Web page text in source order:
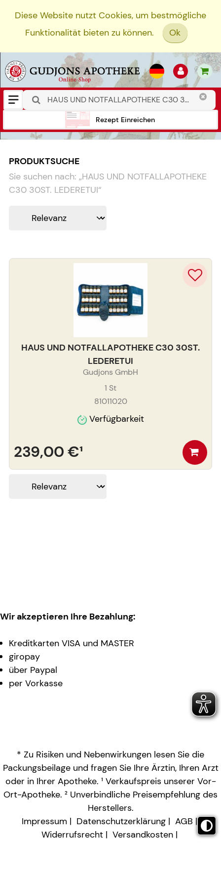
Diese Website nutzt Cookies, um bestmögliche
Funktionalität bieten zu können.
Ok
Rezept Einreichen
PRODUKTSUCHE
Sie suchen nach: „HAUS UND NOTFALLAPOTHEKE
C30 30ST. LEDERETUI“
HAUS UND NOTFALLAPOTHEKE C30 30ST.
LEDERETUI
Gudjons GmbH
1 St
81011020
Verfügbarkeit
239,00 €¹
Wir akzeptieren Ihre Bezahlung:
Kreditkarten VISA und MASTER
giropay
über Paypal
per Vorkasse
* Zu Risiken und Nebenwirkungen lesen Sie die
Packungsbeilage und fragen Sie Ihre Ärztin, Ihren Arzt
oder in Ihrer Apotheke. ¹ Verkaufspreis unserer Vor-
Ort-Apotheke. ² Unverbindliche Preisempfehlung des
Herstellers.
Impressum
Datenschutzerklärung
AGB
Widerrufsrecht
Versandkosten